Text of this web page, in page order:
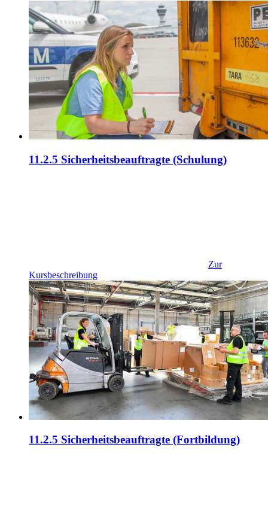
11.2.5 Sicherheitsbeauftragte (Schulung)
Zur
Kursbeschreibung
11.2.5 Sicherheitsbeauftragte (Fortbildung)